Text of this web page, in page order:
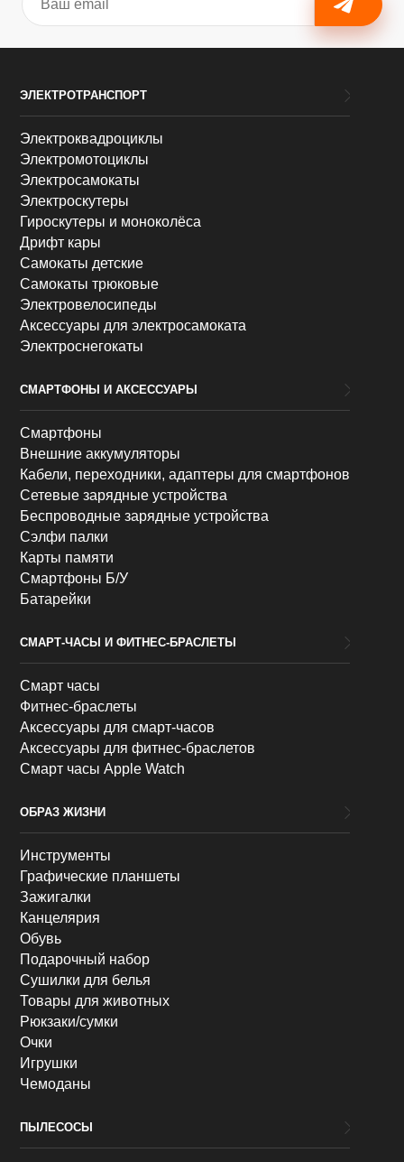
ЭЛЕКТРОТРАНСПОРТ
Электроквадроциклы
Электромотоциклы
Электросамокаты
Электроскутеры
Гироскутеры и моноколёса
Дрифт кары
Самокаты детские
Самокаты трюковые
Электровелосипеды
Аксессуары для электросамоката
Электроснегокаты
СМАРТФОНЫ И АКСЕССУАРЫ
Смартфоны
Внешние аккумуляторы
Кабели, переходники, адаптеры для смартфонов
Сетевые зарядные устройства
Беспроводные зарядные устройства
Сэлфи палки
Карты памяти
Смартфоны Б/У
Батарейки
СМАРТ-ЧАСЫ И ФИТНЕС-БРАСЛЕТЫ
Смарт часы
Фитнес-браслеты
Аксессуары для смарт-часов
Аксессуары для фитнес-браслетов
Смарт часы Apple Watch
ОБРАЗ ЖИЗНИ
Инструменты
Графические планшеты
Зажигалки
Канцелярия
Обувь
Подарочный набор
Сушилки для белья
Товары для животных
Рюкзаки/сумки
Очки
Игрушки
Чемоданы
ПЫЛЕСОСЫ